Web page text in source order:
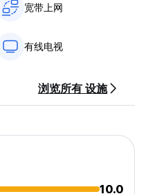
宽带上网
有线电视
浏览所有 设施
10.0